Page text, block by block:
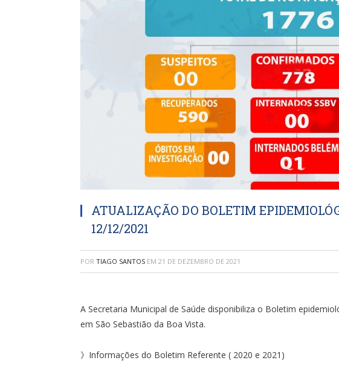
ATUALIZAÇÃO DO BOLETIM
12/12/2021
POR TIAGO SANTOS EM 21 DE DEZEMBRO DE 2021
A Secretaria Municipal de Saúde disponibiliza o Boletim
em São Sebastião da Boa Vista.
》Informações do Boletim Referente ( 2020 e 2021)